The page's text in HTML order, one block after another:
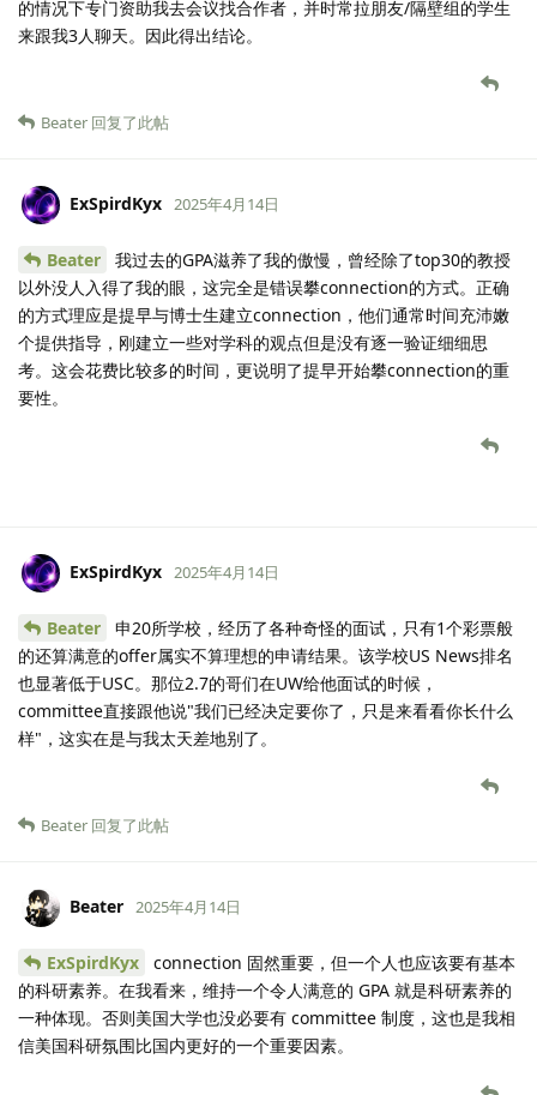
的情况下专门资助我去会议找合作者，并时常拉朋友/隔壁组的学生
来跟我3人聊天。因此得出结论。
Beater 回复了此帖
ExSpirdKyx 2025年4月14日
Beater
我过去的GPA滋养了我的傲慢，曾经除了top30的教授
以外没人入得了我的眼，这完全是错误攀connection的方式。正确
的方式理应是提早与博士生建立connection，他们通常时间充沛嫩
个提供指导，刚建立一些对学科的观点但是没有逐一验证细细思
考。这会花费比较多的时间，更说明了提早开始攀connection的重
要性。
ExSpirdKyx 2025年4月14日
Beater
申20所学校，经历了各种奇怪的面试，只有1个彩票般
的还算满意的offer属实不算理想的申请结果。该学校US News排名
也显著低于USC。那位2.7的哥们在UW给他面试的时候，
committee直接跟他说"我们已经决定要你了，只是来看看你长什么
样"，这实在是与我太天差地别了。
Beater 回复了此帖
Beater 2025年4月14日
ExSpirdKyx
connection 固然重要，但一个人也应该要有基本
的科研素养。在我看来，维持一个令人满意的 GPA 就是科研素养的
一种体现。否则美国大学也没必要有 committee 制度，这也是我相
信美国科研氛围比国内更好的一个重要因素。